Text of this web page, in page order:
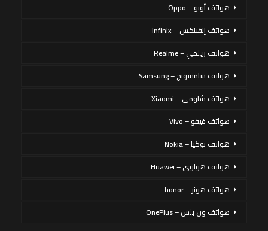
هواتف أوبو – Oppo
هواتف إنفينكس – Infinix
هواتف ريلمي – Realme
هواتف سامسونج – Samsung
هواتف شاومي – Xiaomi
هواتف فيفو – Vivo
هواتف نوكيا – Nokia
هواتف هواوي – Huawei
هواتف هونر – honor
هواتف ون بلس – OnePlus